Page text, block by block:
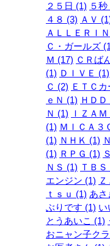
２５日 (1) ５秒
４８ (3) ＡＶ
ＡＬＬＥＲＩ
Ｃ・ガールズ
Ｍ (17) ＣＲば
(1) ＤＩＶＥ (1)
Ｃ (2) ＥＴＣ
ｅＮ (1) ＨＤＤ
Ｎ (1)
ＩＺＡＭ
(1) ＭＩＣＡ３
(1) ＮＨＫ (1)
(1) ＲＰＧ (1)
ＮＳ (1) ＴＢＳ
エンジン (1)
ｔｓｕ (1) あさ
ぶりです (1) い
とうあいこ (1)
おニャン子ク